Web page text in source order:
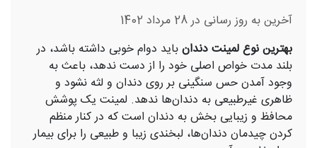
آخرین به روز رسانی در 28 مرداد 1402
بهترین نوع لمینت دندانباید دوام خوبی داشته باشد، در
بلند مدت خواص اصلی خود را از دست ندهد، باعث به‌
وجود آمدن حس سنگینی بر روی دندان و لثه نشود و
ظاهری غیرطبیعی به دندان‌ها ندهد. لمینت یک پوشش
محافظ و زیبایی‌ بخش به دندان است که در کنار منظم
کردن چیدمان دندان‌ها، لبخندی زیبا و طبیعی را برای بیمار